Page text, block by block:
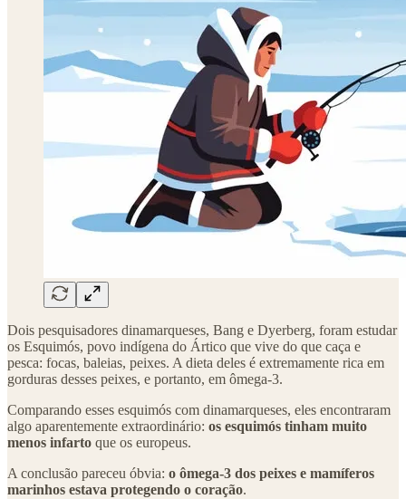
Dois pesquisadores dinamarqueses, Bang e Dyerberg, foram estudar
os Esquimós, povo indígena do Ártico que vive do que caça e
pesca: focas, baleias, peixes. A dieta deles é extremamente rica em
gorduras desses peixes, e portanto, em ômega-3.
Comparando esses esquimós com dinamarqueses, eles encontraram
algo aparentemente extraordinário: os esquimós tinham muito
menos infarto que os europeus.
A conclusão pareceu óbvia: o ômega-3 dos peixes e mamíferos
marinhos estava protegendo o coração.